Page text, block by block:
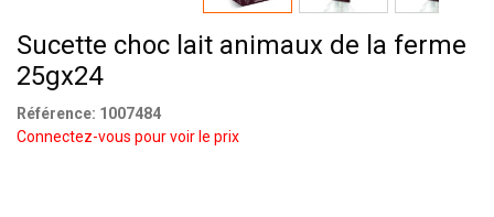
Sucette choc lait animaux de la ferme
25gx24
Référence: 1007484
Connectez-vous pour voir le prix